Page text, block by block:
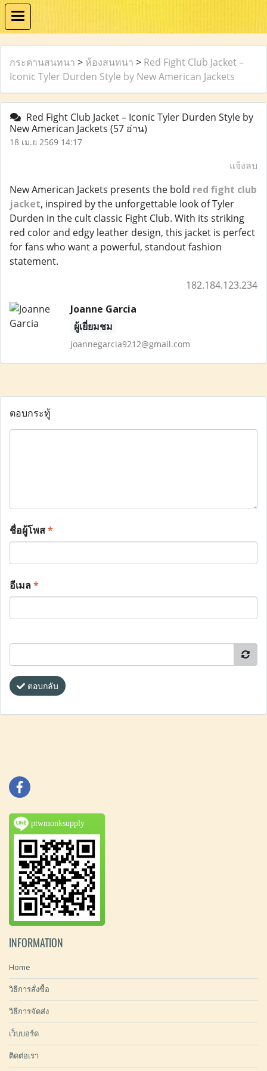
กระดานสนทนา > ห้องสนทนา > Red Fight Club Jacket –
Iconic Tyler Durden Style by New American Jackets
Red Fight Club Jacket – Iconic Tyler Durden Style by
New American Jackets (57 อ่าน)
18 เม.ย 2569 14:17
แจ้งลบ
New American Jackets presents the bold red fight club
jacket, inspired by the unforgettable look of Tyler
Durden in the cult classic Fight Club. With its striking
red color and edgy leather design, this jacket is perfect
for fans who want a powerful, standout fashion
statement.
182.184.123.234
Joanne Garcia
ผู้เยี่ยมชม
joannegarcia9212@gmail.com
ตอบกระทู้
ชื่อผู้โพส*
อีเมล*
ตอบกลับ
ptwmonksupply
INFORMATION
Home
วิธีการสั่งซื้อ
วิธีการจัดส่ง
เว็บบอร์ด
ติดต่อเรา